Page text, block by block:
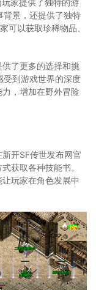
家提供了独特的游
背景，还提供了独特
可以获取珍稀物品、
了更多的选择和挑
受到游戏世界的深度
，增加在野外冒险
开SF传世发布网官
获取各种技能书。
玩家在角色发展中